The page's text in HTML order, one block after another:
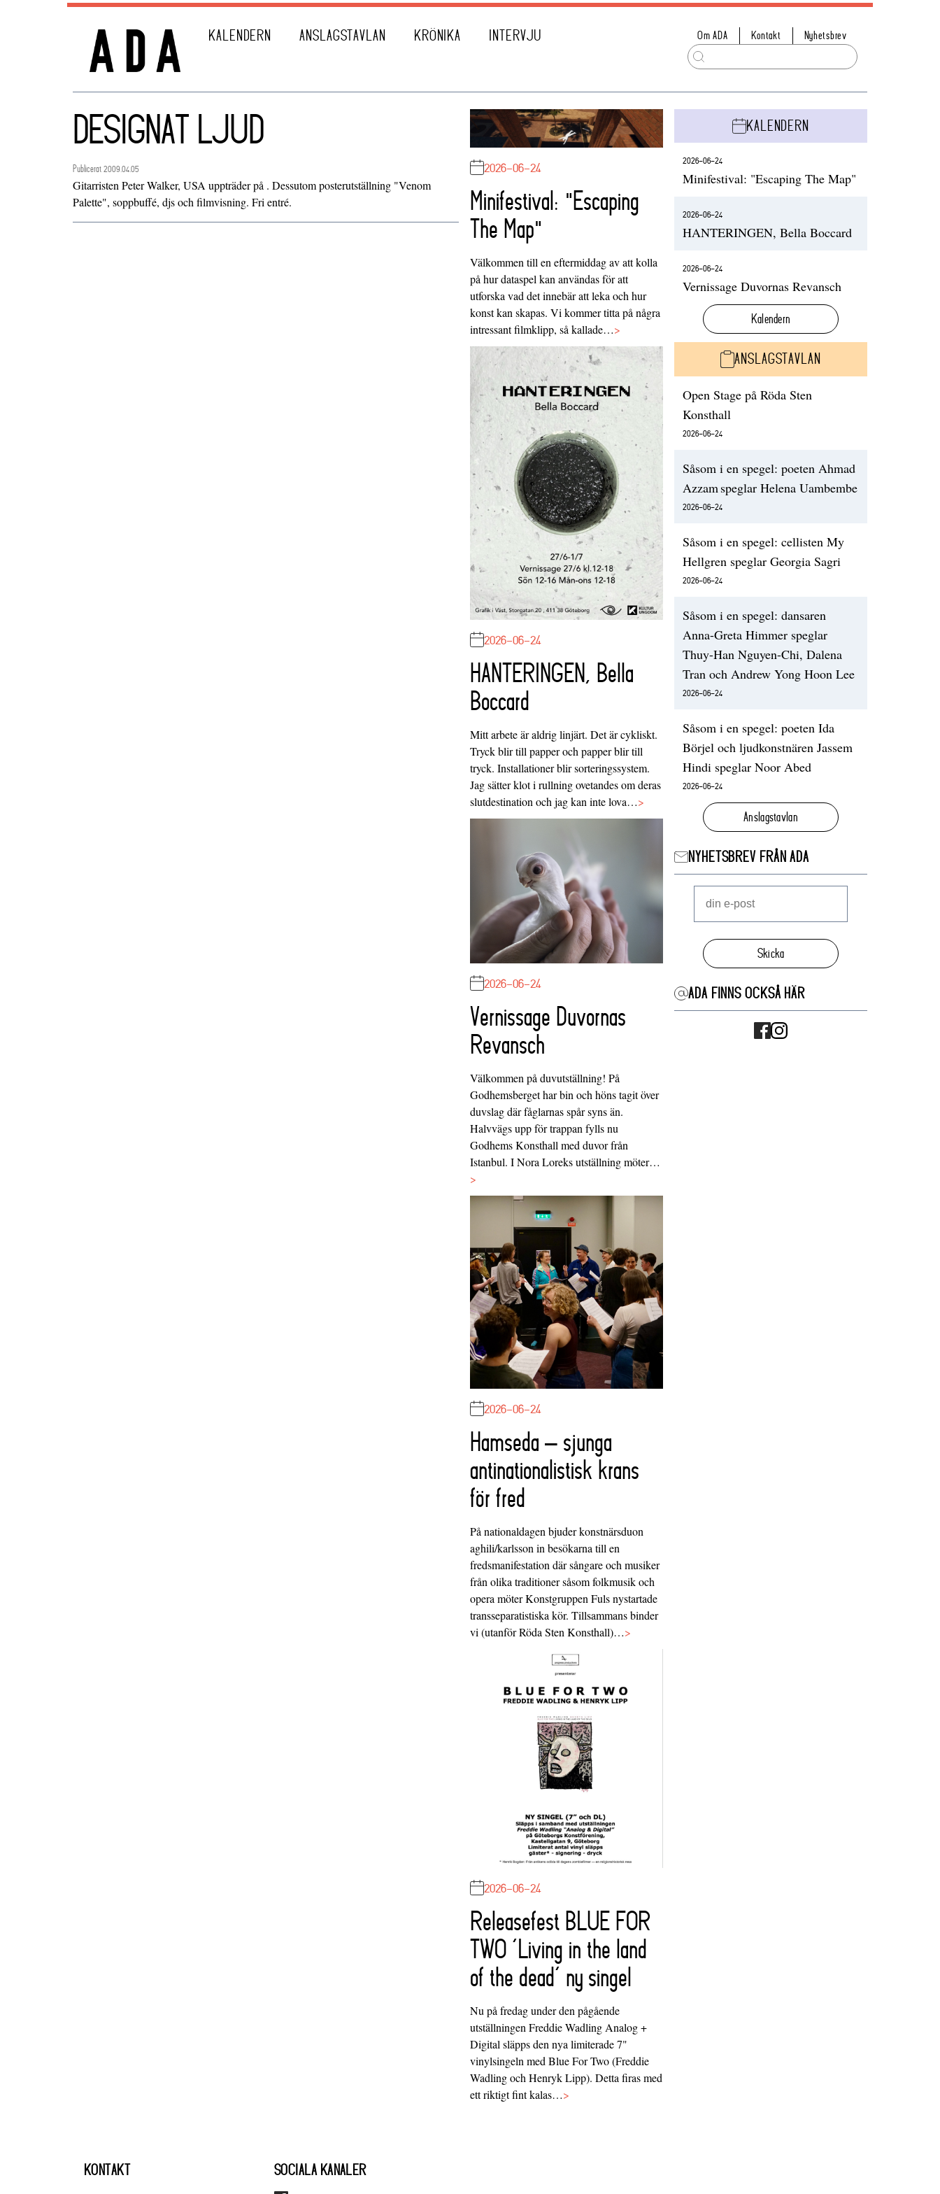
KALENDERN ANSLAGSTAVLAN KRÖNIKA INTERVJU Om ADA Kontakt Nyhetsbrev
DESIGNAT LJUD
Publicerat 2009.04.05
Gitarristen Peter Walker, USA uppträder på . Dessutom posterutställning "Venom
Palette", soppbuffé, djs och filmvisning. Fri entré.
2026-06-24
Minifestival: "Escaping
The Map"
Välkommen till en eftermiddag av att kolla
på hur dataspel kan användas för att
utforska vad det innebär att leka och hur
konst kan skapas. Vi kommer titta på några
intressant filmklipp, så kallade…>
2026-06-24
HANTERINGEN, Bella
Boccard
Mitt arbete är aldrig linjärt. Det är cykliskt.
Tryck blir till papper och papper blir till
tryck. Installationer blir sorteringssystem.
Jag sätter klot i rullning ovetandes om deras
slutdestination och jag kan inte lova…>
2026-06-24
Vernissage Duvornas
Revansch
Välkommen på duvutställning! På
Godhemsberget har bin och höns tagit över
duvslag där fåglarnas spår syns än.
Halvvägs upp för trappan fylls nu
Godhems Konsthall med duvor från
Istanbul. I Nora Loreks utställning möter…
>
2026-06-24
Hamseda – sjunga
antinationalistisk krans
för fred
På nationaldagen bjuder konstnärsduon
aghili/karlsson in besökarna till en
fredsmanifestation där sångare och musiker
från olika traditioner såsom folkmusik och
opera möter Konstgruppen Fuls nystartade
transseparatistiska kör. Tillsammans binder
vi (utanför Röda Sten Konsthall)…>
2026-06-24
Releasefest BLUE FOR
TWO ‘Living in the land
of the dead’ ny singel
Nu på fredag under den pågående
utställningen Freddie Wadling Analog +
Digital släpps den nya limiterade 7"
vinylsingeln med Blue For Two (Freddie
Wadling och Henryk Lipp). Detta firas med
ett riktigt fint kalas…>
KALENDERN
2026-06-24
Minifestival: "Escaping The Map"
2026-06-24
HANTERINGEN, Bella Boccard
2026-06-24
Vernissage Duvornas Revansch
Kalendern
ANSLAGSTAVLAN
Open Stage på Röda Sten
Konsthall
2026-06-24
Såsom i en spegel: poeten Ahmad
Azzam speglar Helena Uambembe
2026-06-24
Såsom i en spegel: cellisten My
Hellgren speglar Georgia Sagri
2026-06-24
Såsom i en spegel: dansaren
Anna-Greta Himmer speglar
Thuy-Han Nguyen-Chi, Dalena
Tran och Andrew Yong Hoon Lee
2026-06-24
Såsom i en spegel: poeten Ida
Börjel och ljudkonstnären Jassem
Hindi speglar Noor Abed
2026-06-24
Anslagstavlan
NYHETSBREV FRÅN ADA
Skicka
ADA FINNS OCKSÅ HÄR
KONTAKT SOCIALA KANALER